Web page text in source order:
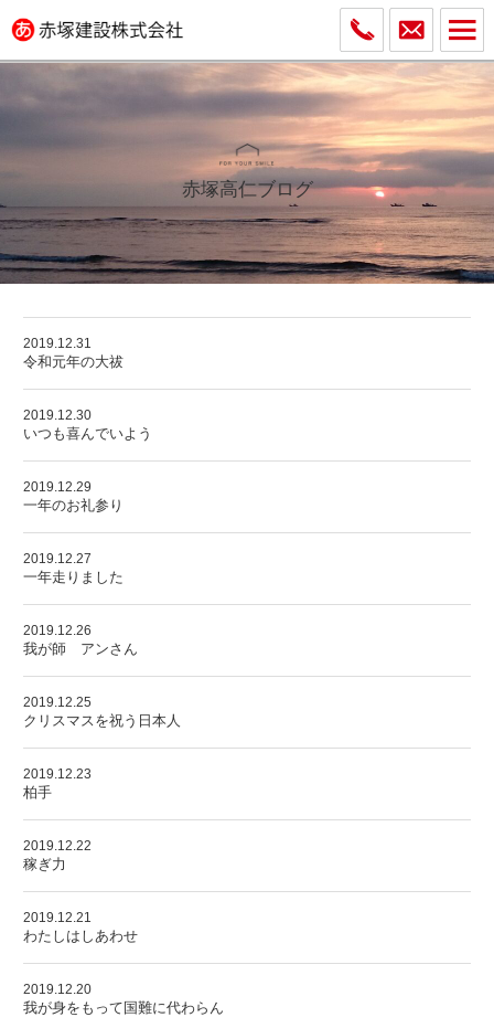
赤塚高仁ブログ
2019.12.31
令和元年の大祓
2019.12.30
いつも喜んでいよう
2019.12.29
一年のお礼参り
2019.12.27
一年走りました
2019.12.26
我が師 アンさん
2019.12.25
クリスマスを祝う日本人
2019.12.23
柏手
2019.12.22
稼ぎ力
2019.12.21
わたしはしあわせ
2019.12.20
我が身をもって国難に代わらん